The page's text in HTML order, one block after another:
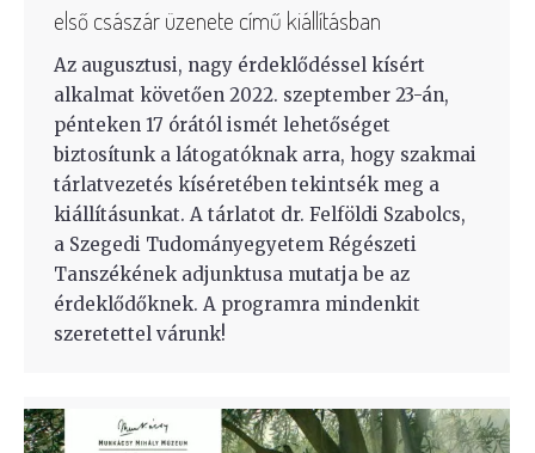
első császár üzenete című kiállításban
Az augusztusi, nagy érdeklődéssel kísért
alkalmat követően 2022. szeptember 23-án,
pénteken 17 órától ismét lehetőséget
biztosítunk a látogatóknak arra, hogy szakmai
tárlatvezetés kíséretében tekintsék meg a
kiállításunkat. A tárlatot dr. Felföldi Szabolcs,
a Szegedi Tudományegyetem Régészeti
Tanszékének adjunktusa mutatja be az
érdeklődőknek. A programra mindenkit
szeretettel várunk!